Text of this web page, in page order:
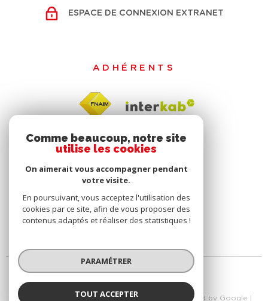
ESPACE DE CONNEXION EXTRANET
ADHÉRENTS
© 2026 | Tous droits réservés | Traduction powered by Google |
Comme beaucoup, notre site
utilise les cookies
On aimerait vous accompagner pendant
votre visite.
En poursuivant, vous acceptez l'utilisation des
cookies par ce site, afin de vous proposer des
contenus adaptés et réaliser des statistiques !
PARAMÉTRER
TOUT ACCEPTER